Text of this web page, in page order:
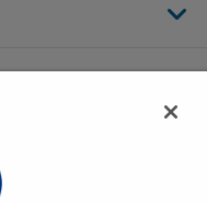
- Prešov